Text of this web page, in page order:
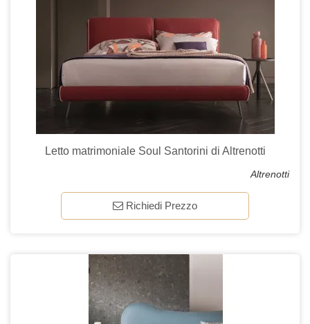
Letto matrimoniale Soul Santorini di Altrenotti
Altrenotti
Richiedi Prezzo